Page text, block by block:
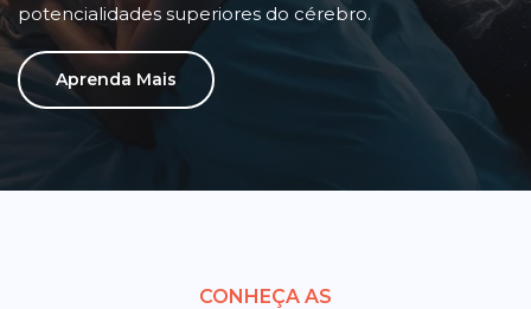
potencialidades superiores do cérebro.
Aprenda Mais
CONHEÇA AS